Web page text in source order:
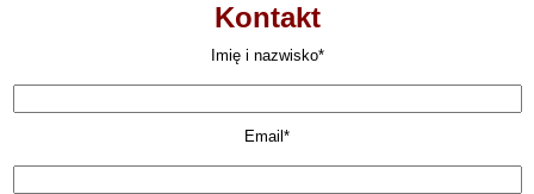
Kontakt
Imię i nazwisko*
Email*